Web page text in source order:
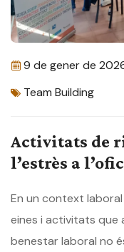
9 de gener de
Team Building
Activitats de
l’estrès a
En un context
eines i activitats que
benestar laboral no